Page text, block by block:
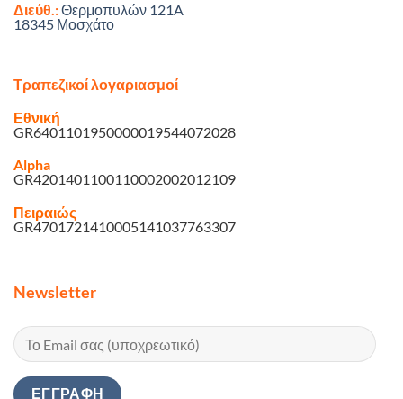
Διεύθ.:Θερμοπυλών 121A
18345 Μοσχάτο
Τραπεζικοί λογαριασμοί
Εθνική
GR6401101950000019544072028
Alpha
GR4201401100110002002012109
Πειραιώς
GR4701721410005141037763307
Newsletter